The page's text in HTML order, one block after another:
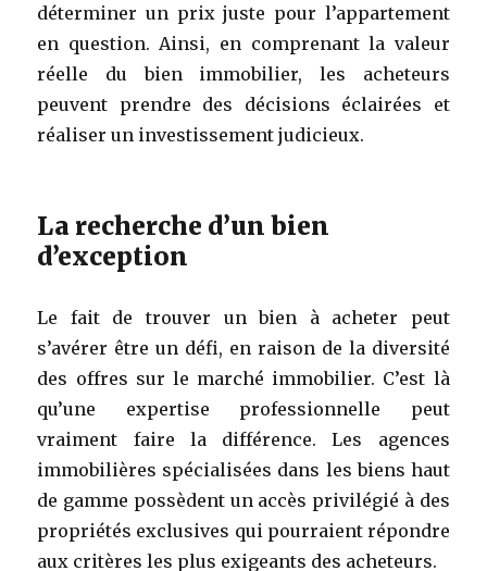
déterminer un prix juste pour l’appartement
en question. Ainsi, en comprenant la valeur
réelle du bien immobilier, les acheteurs
peuvent prendre des décisions éclairées et
réaliser un investissement judicieux.
La recherche d’un bien
d’exception
Le fait de trouver un bien à acheter peut
s’avérer être un défi, en raison de la diversité
des offres sur le marché immobilier. C’est là
qu’une expertise professionnelle peut
vraiment faire la différence. Les agences
immobilières spécialisées dans les biens haut
de gamme possèdent un accès privilégié à des
propriétés exclusives qui pourraient répondre
aux critères les plus exigeants des acheteurs.